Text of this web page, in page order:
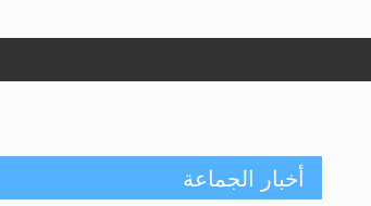
أخبار الجماعة